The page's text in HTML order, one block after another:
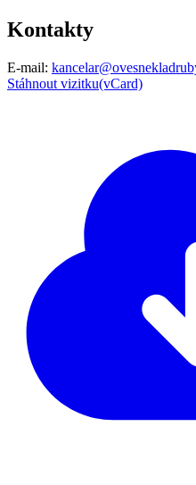
Kontakty
E-mail:
Stáhnout vizitku(vCard)